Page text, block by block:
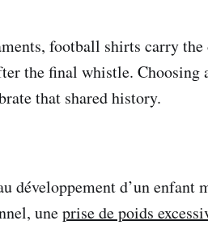
football shirts carry
the final whistle. Choosing
that shared history.
développement d’un enfant
uneprise de poids